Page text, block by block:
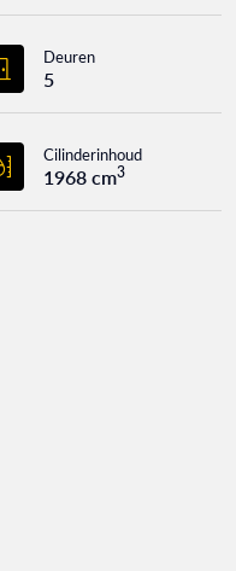
Deuren
5
Cilinderinhoud
1968 cm3